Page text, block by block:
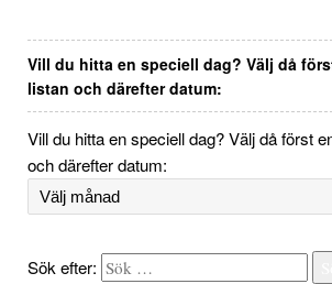
Vill du hitta en speciell dag? Välj då
listan och därefter datum:
Vill du hitta en speciell dag? Välj då först
och därefter datum:
Sök efter: